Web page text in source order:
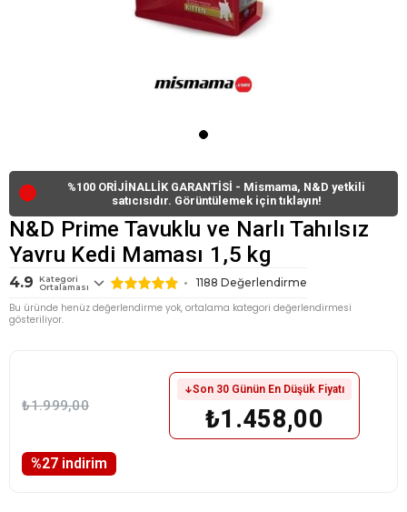
🔴
%100 ORİJİNALLİK GARANTİSİ - Mismama, N&D yetkili
satıcısıdır. Görüntülemek için tıklayın!
N&D Prime Tavuklu ve Narlı Tahılsız
Yavru Kedi Maması 1,5 kg
4.9
Kategori
Ortalaması
1188 Değerlendirme
Bu üründe henüz değerlendirme yok, ortalama kategori değerlendirmesi
gösteriliyor.
%27 i̇ndirim
₺1.999,00
Son 30 Günün En Düşük Fiyatı
₺1.458,00